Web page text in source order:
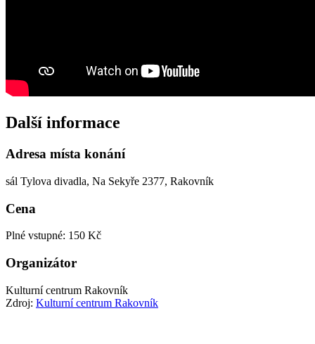
Další informace
Adresa místa konání
sál Tylova divadla, Na Sekyře 2377, Rakovník
Cena
Plné vstupné: 150 Kč
Organizátor
Kulturní centrum Rakovník
Zdroj: Kulturní centrum Rakovník